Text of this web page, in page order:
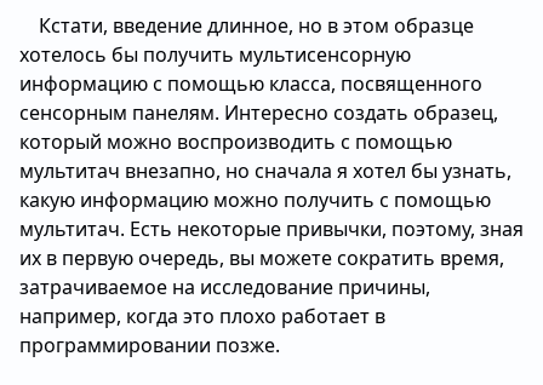
Кстати, введение длинное, но в этом образце
хотелось бы получить мультисенсорную
информацию с помощью класса, посвященного
сенсорным панелям. Интересно создать образец,
который можно воспроизводить с помощью
мультитач внезапно, но сначала я хотел бы узнать,
какую информацию можно получить с помощью
мультитач. Есть некоторые привычки, поэтому, зная
их в первую очередь, вы можете сократить время,
затрачиваемое на исследование причины,
например, когда это плохо работает в
программировании позже.